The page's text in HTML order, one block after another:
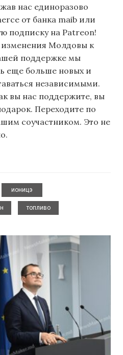
нас единоразово
от банка maib или
подписку на Patreon!
изменения Молдовы к
поддержке мы
еще больше новых и
независимыми.
вы нас поддержите, вы
Переходите по
соучастником. Это не
ионицэ
топливо